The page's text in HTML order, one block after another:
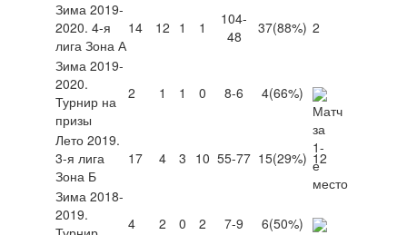
Зима 2019-
2020. 4-я
лига Зона А
14 12 1 1
104-
48
37(88%) 2
Зима 2019-
2020.
Турнир на
призы
2 1 1 0 8-6 4(66%)
Лето 2019.
3-я лига
Зона Б
17 4 3 10 55-77 15(29%) 12
Зима 2018-
2019.
4 2 0 2 7-9 6(50%)